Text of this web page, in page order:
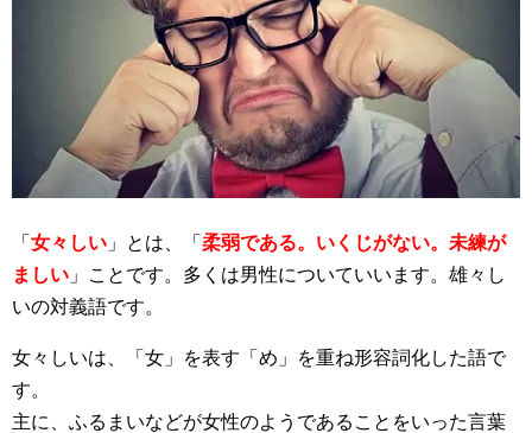
「 女々しい 」とは、「 柔弱である。いくじがない。未練が
ましい 」ことです。多くは男性についていいます。雄々し
いの対義語です。
女々しいは、「女」を表す「め」を重ね形容詞化した語で
す。
主に、ふるまいなどが女性のようであることをいった言葉